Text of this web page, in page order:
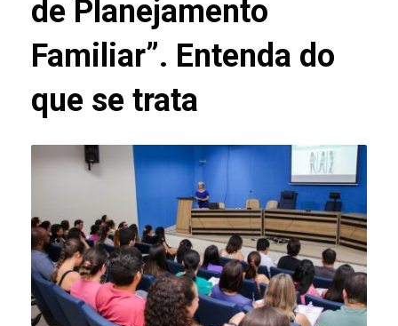
de Planejamento
Familiar”. Entenda do
que se trata